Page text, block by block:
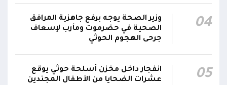
والاستقرار
23:05
جدد #المكتب_السياسي تمسكه بمواصلة النضال
واستعادة العاصمة صنعاء وإنهاء الانقلاب
04
وزير الصحة يوجه برفع جاهزية المرافق
الصحية في حضرموت ومأرب لإسعاف
جرحى الهجوم الحوثي
05
انفجار داخل مخزن أسلحة حوثي يوقع
عشرات الضحايا من الأطفال المجندين